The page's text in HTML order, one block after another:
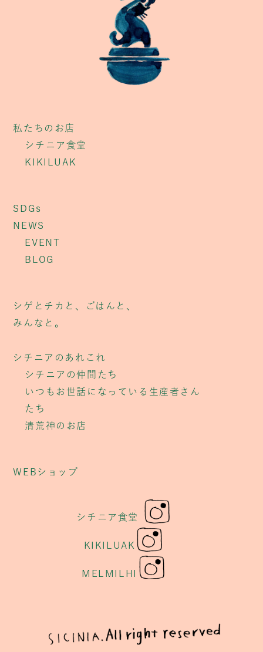
私たちのお店
シチニア食堂
KIKILUAK
SDGs
NEWS
EVENT
BLOG
シゲとチカと、ごはんと、
みんなと。
シチニアのあれこれ
シチニアの仲間たち
いつもお世話になっている生産者さん
たち
清荒神のお店
WEBショップ
シチニア食堂
KIKILUAK
MELMILHI